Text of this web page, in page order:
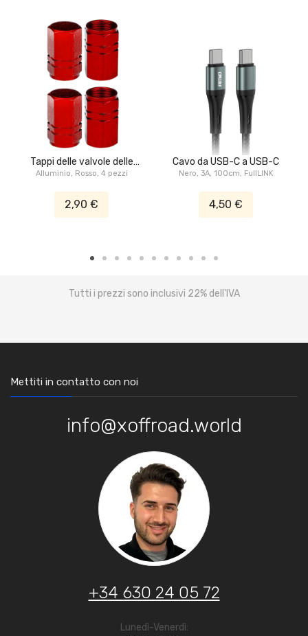
Tappi delle valvole delle
ruote
Alluminio, Rosso, 4 pezzi
2,90 €
Cavo da USB-C a USB-C
Nero, 3A, 100cm, FullLINK
4,50 €
Tutti i prezzi sono inclusivi 22% dell'IVA
Mettiti in contatto con noi
info@xoffroad.world
+34 630 24 05 72
Lunedì-Venerdì: